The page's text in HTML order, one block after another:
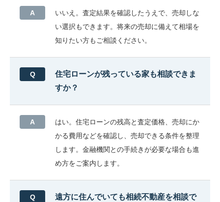
いいえ。査定結果を確認したうえで、売却しな
い選択もできます。将来の売却に備えて相場を
知りたい方もご相談ください。
住宅ローンが残っている家も相談できま
すか？
はい。住宅ローンの残高と査定価格、売却にか
かる費用などを確認し、売却できる条件を整理
します。金融機関との手続きが必要な場合も進
め方をご案内します。
遠方に住んでいても相続不動産を相談で